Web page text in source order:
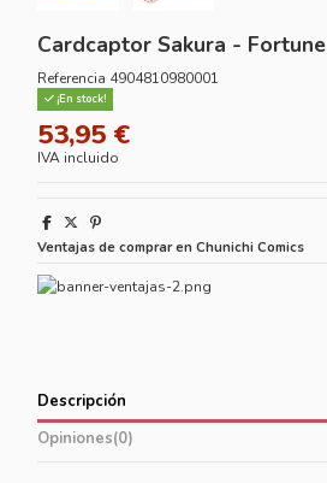
Cardcaptor Sakura -
Referencia 4904810980001
¡En stock!
53,95 €
IVA incluido
Ventajas de comprar en Chunichi Comics
Descripción
Opiniones(0)